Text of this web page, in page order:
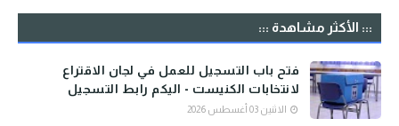
::: الأكثر مشاهدة :::
فتح باب التسجيل للعمل في لجان الاقتراع
لانتخابات الكنيست - اليكم رابط التسجيل
الاثنين 03 أغسطس 2026